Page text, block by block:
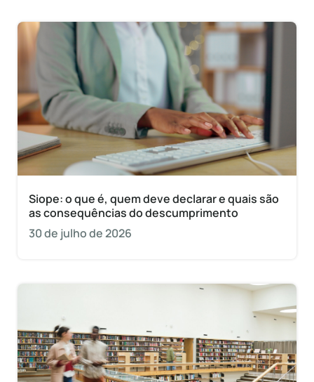
Siope: o que é, quem deve declarar e quais são
as consequências do descumprimento
30 de julho de 2026